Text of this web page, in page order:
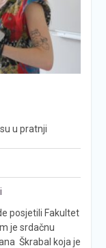
u pratnji
posjetili Fakultet
je srdačnu
Škrabal koja je